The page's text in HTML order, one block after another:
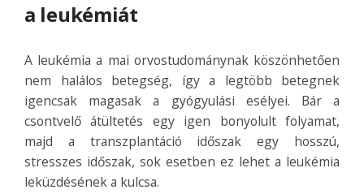
a leukémiát
A leukémia a mai orvostudománynak köszönhetően
nem halálos betegség, így a legtöbb betegnek
igencsak magasak a gyógyulási esélyei. Bár a
csontvelő átültetés egy igen bonyolult folyamat,
majd a transzplantáció időszak egy hosszú,
stresszes időszak, sok esetben ez lehet a leukémia
leküzdésének a kulcsa.